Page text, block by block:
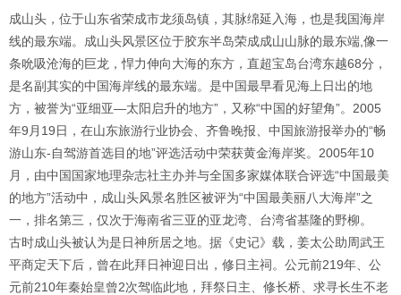
成山头，位于山东省荣成市龙须岛镇，其脉绵延入海，也是我国海岸
线的最东端。成山头风景区位于胶东半岛荣成成山山脉的最东端,像一
条吮吸沧海的巨龙，悍力伸向大海的东方，直超宝岛台湾东越68分，
是名副其实的中国海岸线的最东端。是中国最早看见海上日出的地
方，被誉为“亚细亚―太阳启升的地方”，又称“中国的好望角”。2005
年9月19日，在山东旅游行业协会、齐鲁晚报、中国旅游报举办的“畅
游山东-自驾游首选目的地”评选活动中荣获黄金海岸奖。2005年10
月，由中国国家地理杂志社主办并与全国多家媒体联合评选“中国最美
的地方”活动中，成山头风景名胜区被评为“中国最美丽八大海岸”之
一，排名第三，仅次于海南省三亚的亚龙湾、台湾省基隆的野柳。
古时成山头被认为是日神所居之地。据《史记》载，姜太公助周武王
平商定天下后，曾在此拜日神迎日出，修日主祠。公元前219年、公
元前210年秦始皇曾2次驾临此地，拜祭日主、修长桥、求寻长生不老